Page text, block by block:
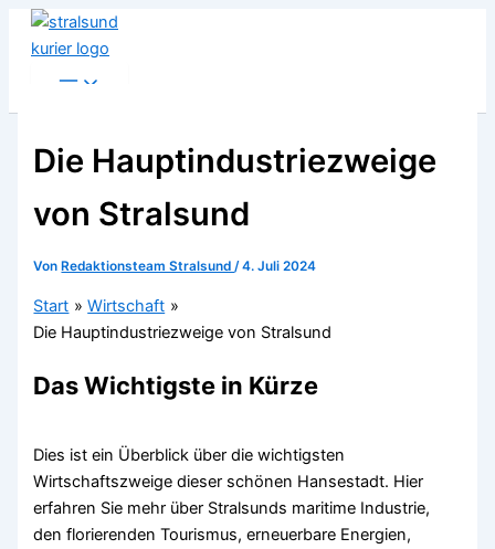
Zum
Inhalt
Die Hauptindustriezweige
von Stralsund
Von Redaktionsteam Stralsund/4. Juli 2024
Start
Wirtschaft
Die Hauptindustriezweige von Stralsund
Das Wichtigste in Kürze
Dies ist ein Überblick über die wichtigsten
Wirtschaftszweige dieser schönen Hansestadt. Hier
erfahren Sie mehr über Stralsunds maritime Industrie,
den florierenden Tourismus, erneuerbare Energien,